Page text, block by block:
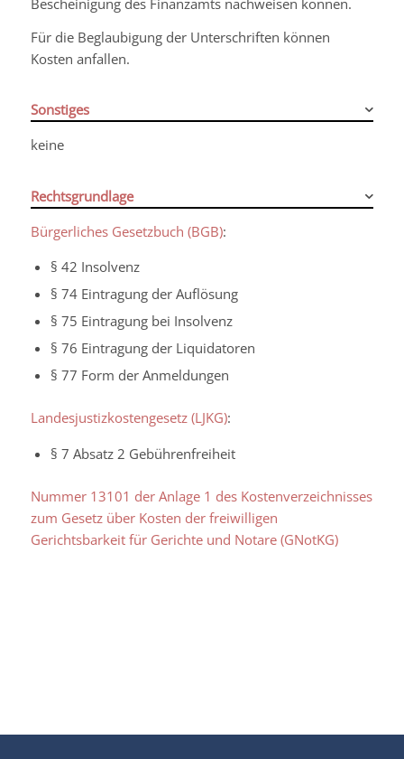
Für die Beglaubigung der Unterschriften können
Kosten anfallen.
Sonstiges
keine
Rechtsgrundlage
Bürgerliches Gesetzbuch (BGB):
§ 42 Insolvenz
§ 74 Eintragung der Auflösung
§ 75 Eintragung bei Insolvenz
§ 76 Eintragung der Liquidatoren
§ 77 Form der Anmeldungen
Landesjustizkostengesetz (LJKG):
§ 7 Absatz 2 Gebührenfreiheit
Nummer 13101 der Anlage 1 des Kostenverzeichnisses
zum Gesetz über Kosten der freiwilligen
Gerichtsbarkeit für Gerichte und Notare (GNotKG)